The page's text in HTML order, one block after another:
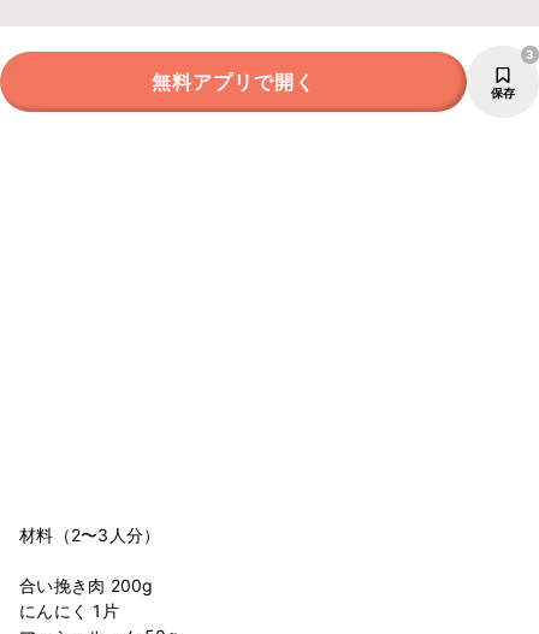
無料アプリで開く 保存
3
材料（2〜3人分）
合い挽き肉 200g
にんにく 1片